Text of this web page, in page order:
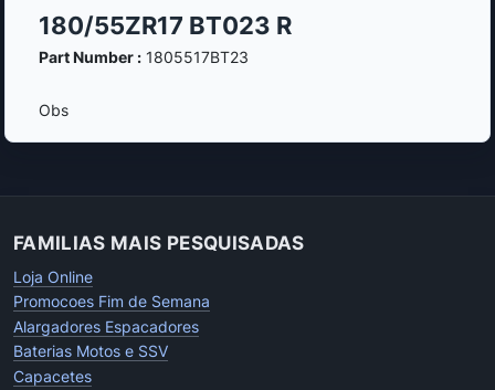
180/55ZR17 BT023 R
Part Number :1805517BT23
Obs
FAMILIAS MAIS PESQUISADAS
Loja Online
Promocoes Fim de Semana
Alargadores Espacadores
Baterias Motos e SSV
Capacetes